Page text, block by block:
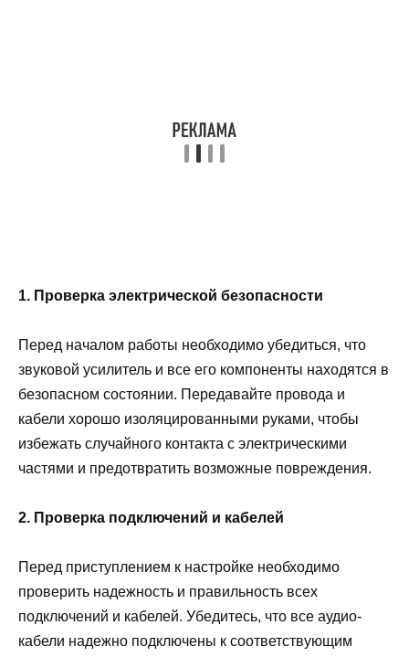
1. Проверка электрической безопасности
Перед началом работы необходимо убедиться, что
звуковой усилитель и все его компоненты находятся в
безопасном состоянии. Передавайте провода и
кабели хорошо изоляцированными руками, чтобы
избежать случайного контакта с электрическими
частями и предотвратить возможные повреждения.
2. Проверка подключений и кабелей
Перед приступлением к настройке необходимо
проверить надежность и правильность всех
подключений и кабелей. Убедитесь, что все аудио-
кабели надежно подключены к соответствующим